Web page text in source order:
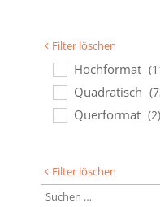
Filter löschen
Hochformat
Quadratisch
Querformat (2)
Filter löschen